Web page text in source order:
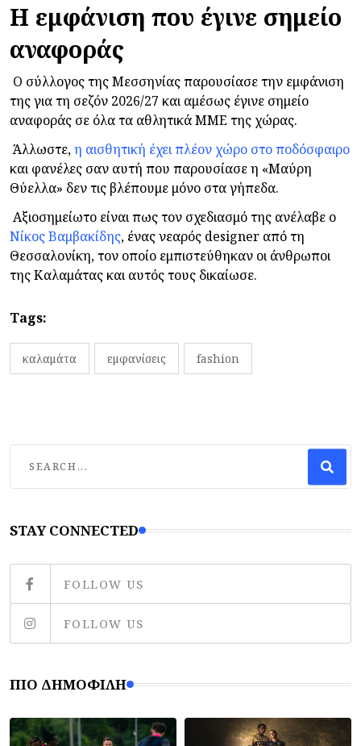
Η εμφάνιση που έγινε σημείο
αναφοράς
Ο σύλλογος της Μεσσηνίας παρουσίασε την εμφάνιση
της για τη σεζόν 2026/27 και αμέσως έγινε σημείο
αναφοράς σε όλα τα αθλητικά ΜΜΕ της χώρας.
Άλλωστε,η αισθητική έχει πλέον χώρο στο ποδόσφαιρο
και φανέλες σαν αυτή που παρουσίασε η «Μαύρη
Θύελλα» δεν τις βλέπουμε μόνο στα γήπεδα.
Αξιοσημείωτο είναι πως τον σχεδιασμό της ανέλαβε ο
Νίκος Βαμβακίδης, ένας νεαρός designer από τη
Θεσσαλονίκη, τον οποίο εμπιστεύθηκαν οι άνθρωποι
της Καλαμάτας και αυτός τους δικαίωσε.
Tags:
καλαμάτα εμφανίσεις fashion
STAY CONNECTED
FOLLOW US
FOLLOW US
ΠΙΟ ΔΗΜΟΦΙΛΉ